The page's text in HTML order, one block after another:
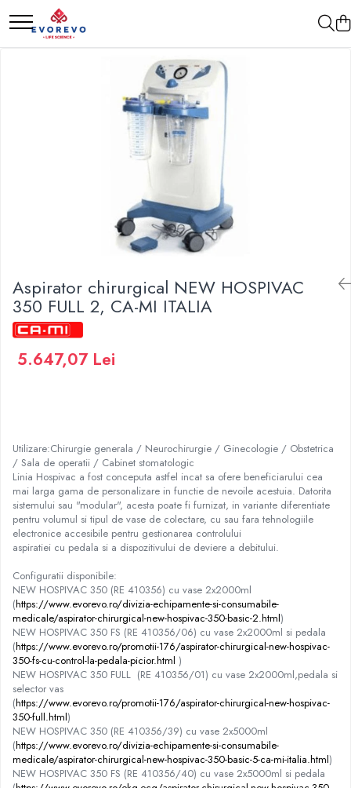
Medical
Concentratoare oxigen
Negatoscoape
Holter EKG
Perfuzomate
Injectomate
Oxigenatoare
Statii gaze medicinale
Prize gaze medicinale
Regulatoare presiune gaze medicinale
Butelii gaze medicale
Carucioare butelii gaze
Conectori gaze medicinale
Componente statii gaze
Panouri control si alarmare
Console ATI si UPU
Dispozitive si sisteme de prindere / fixare
Rampa gaze medicale pat pacient
Rampa iluminat alarmare
Robineti
Accesorii vase
Tevi cupru si accesorii
Console tavan sali operatie
Metrologie
Aspirator chirurgical NEW HOSPIVAC
350 FULL 2, CA-MI ITALIA
5.647,07 Lei
Utilizare:Chirurgie generala / Neurochirurgie / Ginecologie / Obstetrica
/ Sala de operatii / Cabinet stomatologic
Linia Hospivac a fost conceputa astfel incat sa ofere beneficiarului cea
mai larga gama de personalizare in functie de nevoile acestuia. Datorita
sistemului sau "modular", acesta poate fi furnizat, in variante diferentiate
pentru volumul si tipul de vase de colectare, cu sau fara tehnologiile
electronice accesibile pentru gestionarea controlului
aspiratiei cu pedala si a dispozitivului de deviere a debitului.
Configuratii disponibile:
NEW HOSPIVAC 350 (RE 410356) cu vase 2x2000ml
(https://www.evorevo.ro/divizia-echipamente-si-consumabile-
medicale/aspirator-chirurgical-new-hospivac-350-basic-2.html)
NEW HOSPIVAC 350 FS (RE 410356/06) cu vase 2x2000ml si pedala
(https://www.evorevo.ro/promotii-176/aspirator-chirurgical-new-hospivac-
350-fs-cu-control-la-pedala-picior.html )
NEW HOSPIVAC 350 FULL (RE 410356/01) cu vase 2x2000ml,pedala si
selector vas
(https://www.evorevo.ro/promotii-176/aspirator-chirurgical-new-hospivac-
350-full.html)
NEW HOSPIVAC 350 (RE 410356/39) cu vase 2x5000ml
(https://www.evorevo.ro/divizia-echipamente-si-consumabile-
medicale/aspirator-chirurgical-new-hospivac-350-basic-5-ca-mi-italia.html)
NEW HOSPIVAC 350 FS (RE 410356/40) cu vase 2x5000ml si pedala